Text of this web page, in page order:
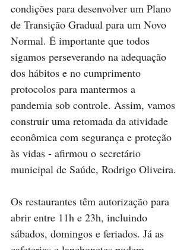
condições para desenvolver um Plano
de Transição Gradual para um Novo
Normal. É importante que todos
sigamos perseverando na adequação
dos hábitos e no cumprimento
protocolos para mantermos a
pandemia sob controle. Assim, vamos
construir uma retomada da atividade
econômica com segurança e proteção
às vidas - afirmou o secretário
municipal de Saúde, Rodrigo Oliveira.
Os restaurantes têm autorização para
abrir entre 11h e 23h, incluindo
sábados, domingos e feriados. Já as